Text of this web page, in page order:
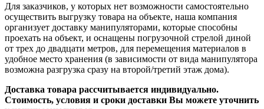
Для заказчиков, у которых нет возможности самостоятельно
осуществить выгрузку товара на объекте, наша компания
организует доставку манипуляторами, которые способны
проехать на объект, и оснащены погрузочной стрелой диной
от трех до двадцати метров, для перемещения материалов в
удобное место хранения (в зависимости от вида манипулятора
возможна разгрузка сразу на второй/третий этаж дома).
Доставка товара рассчитывается индивидуально.
Стоимость, условия и сроки доставки Вы можете уточнить